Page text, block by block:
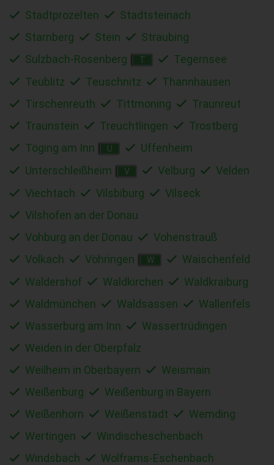
Stadtprozelten
Stadtsteinach
Starnberg
Stein
Straubing
Sulzbach-Rosenberg
T
Tegernsee
Teublitz
Teuschnitz
Thannhausen
Tirschenreuth
Tittmoning
Traunreut
Traunstein
Treuchtlingen
Trostberg
Töging am Inn
U
Uffenheim
Unterschleißheim
V Velburg
Velden
Viechtach
Vilsbiburg
Vilseck
Vilshofen an der Donau
Vohburg an der Donau
Vohenstrauß
Volkach
Vöhringen W
Waischenfeld
Waldershof
Waldkirchen
Waldkraiburg
Waldmünchen
Waldsassen
Wallenfels
Wasserburg am Inn
Wassertrüdingen
Weiden in der Oberpfalz
Weilheim in Oberbayern
Weismain
Weißenburg
Weißenburg in Bayern
Weißenhorn
Weißenstadt
Wemding
Wertingen
Windischeschenbach
Windsbach
Wolframs-Eschenbach